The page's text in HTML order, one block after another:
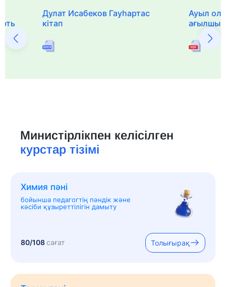
Дулат Исабеков Гауһартас
кітап
Ауыл
ағылшын
Министірлікпен келісілген
курстар тізімі
Химия пәні
бойынша педагогтің пәндік және
кәсіби құзыреттілігін дамыту
80/108сағат Толығырақ